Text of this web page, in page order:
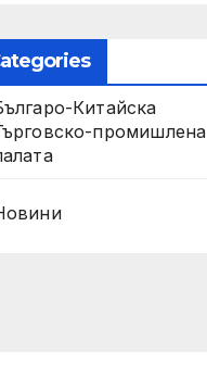
Китайска
промишлена